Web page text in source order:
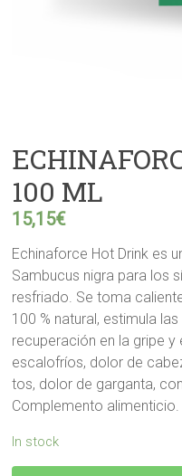
100 ML
15,15€
Echinaforce Hot Drink es
Sambucus nigra para los
resfriado. Se toma
100 % natural, estimula
recuperación en la gripe y
escalofríos, dolor de
tos, dolor de garganta,
Complemento alimenticio.
In stock